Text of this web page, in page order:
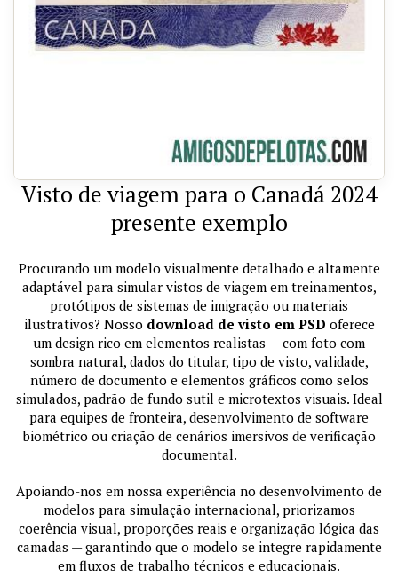
Visto de viagem para o Canadá 2024
presente exemplo
Procurando um modelo visualmente detalhado e altamente
adaptável para simular vistos de viagem em treinamentos,
protótipos de sistemas de imigração ou materiais
ilustrativos? Nosso download de visto em PSD oferece
um design rico em elementos realistas — com foto com
sombra natural, dados do titular, tipo de visto, validade,
número de documento e elementos gráficos como selos
simulados, padrão de fundo sutil e microtextos visuais. Ideal
para equipes de fronteira, desenvolvimento de software
biométrico ou criação de cenários imersivos de verificação
documental.
Apoiando-nos em nossa experiência no desenvolvimento de
modelos para simulação internacional, priorizamos
coerência visual, proporções reais e organização lógica das
camadas — garantindo que o modelo se integre rapidamente
em fluxos de trabalho técnicos e educacionais.